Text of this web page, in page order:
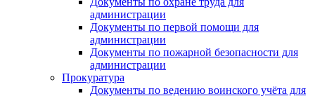
администрации
Документы по первой помощи для
администрации
Документы по пожарной безопасности для
администрации
Прокуратура
Документы по ведению воинского учёта для